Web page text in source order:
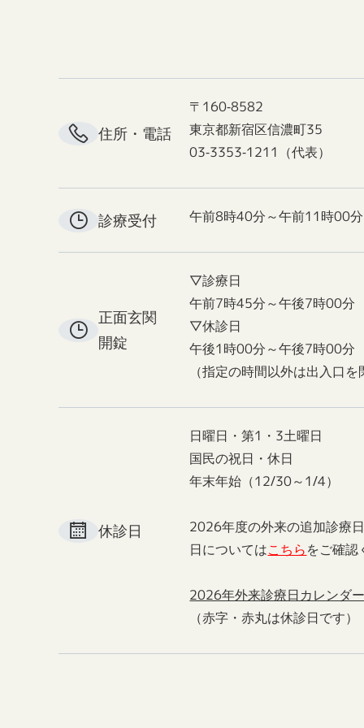
住所・電話
〒160-8582
東京都新宿区信濃町35
03-3353-1211（代表）
診療受付 午前8時40分～午前11時00分
正面玄関
開錠
▽診療日
午前7時45分～午後7時00分
▽休診日
午後1時00分～午後7時00分
（指定の時間以外は出入口を
休診日
日曜日・第1・3土曜日
国民の祝日・休日
年末年始（12/30～1/4）
2026年度の外来の追加診療
日についてはこちらをご確認
2026年外来診療日カレンダ
（赤字・赤丸は休診日です）